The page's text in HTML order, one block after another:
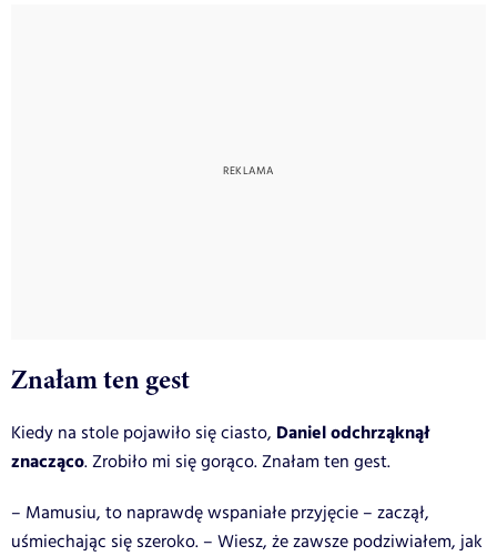
Znałam ten gest
Kiedy na stole pojawiło się ciasto, Daniel odchrząknął
znacząco. Zrobiło mi się gorąco. Znałam ten gest.
– Mamusiu, to naprawdę wspaniałe przyjęcie – zaczął,
uśmiechając się szeroko. – Wiesz, że zawsze podziwiałem, jak